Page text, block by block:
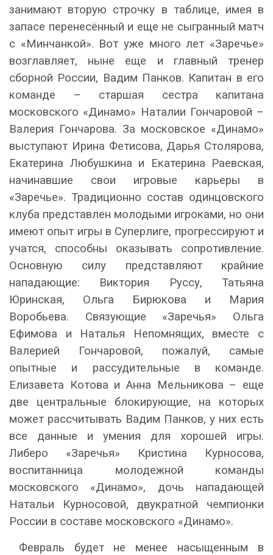
занимают вторую строчку в таблице, имея в
запасе перенесённый и еще не сыгранный матч
с «Минчанкой». Вот уже много лет «Заречье»
возглавляет, ныне еще и главный тренер
сборной России, Вадим Панков. Капитан в его
команде – старшая сестра капитана
московского «Динамо» Наталии Гончаровой –
Валерия Гончарова. За московское «Динамо»
выступают Ирина Фетисова, Дарья Столярова,
Екатерина Любушкина и Екатерина Раевская,
начинавшие свои игровые карьеры в
«Заречье». Традиционно состав одинцовского
клуба представлен молодыми игроками, но они
имеют опыт игры в Суперлиге, прогрессируют и
учатся, способны оказывать сопротивление.
Основную силу представляют крайние
нападающие: Виктория Руссу, Татьяна
Юринская, Ольга Бирюкова и Мария
Воробьева. Связующие «Заречья» Ольга
Ефимова и Наталья Непомнящих, вместе с
Валерией Гончаровой, пожалуй, самые
опытные и рассудительные в команде.
Елизавета Котова и Анна Мельникова – еще
две центральные блокирующие, на которых
может рассчитывать Вадим Панков, у них есть
все данные и умения для хорошей игры.
Либеро «Заречья» Кристина Курносова,
воспитанница молодежной команды
московского «Динамо», дочь нападающей
Натальи Курносовой, двукратной чемпионки
России в составе московского «Динамо».
Февраль будет не менее насыщенным в